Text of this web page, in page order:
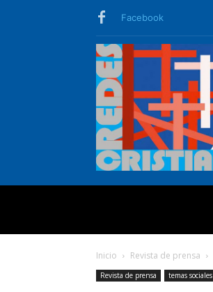
Facebook
Inicio Revista de prensa
Revista de prensa temas sociales